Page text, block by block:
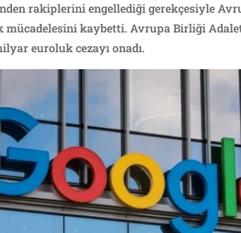
rakiplerini engellediği gerekçesiyle
kaybetti. Avrupa Birliği
euroluk cezayı onadı.